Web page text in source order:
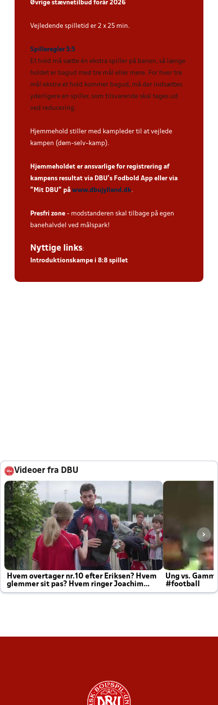
Øvrige stævnetilbud forår 2026
Vejledende spilletid er 2 x 25 min.
Spilleregler 5:5
Et hold må sætte én ekstra spiller på banen, så længe
holdet er bagud med tre mål eller mere. For hver tre
mål ekstra et hold kommer bagud, må der indsættes
yderligere en spiller, som tilsvarende skal tages ud
ved reducering.
Hjemmehold stiller med kampleder til at vejlede
kampen (døm-selv-kamp).
Hjemmeholdet er ansvarlige for registrering af
kampens resultat via DBU’s Fodbold App eller via
”Mit DBU” på www.dbujylland.dk.
Presfri zone - modstanderen skal tilbage på egen
banehalvdel ved målspark!
Nyttige links:
Introduktionskampe i 8:8 spillet
Videoer fra DBU
Hvem overtager nr.10 efter Eriksen? Hvem
glemmer sit pas? Hvem ringer Joachim
altid til efter kampe?
Ung vs.
#football